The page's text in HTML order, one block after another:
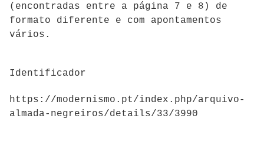
(encontradas entre a página 7 e 8) de
formato diferente e com apontamentos
vários.
Identificador
https://modernismo.pt/index.php/arquivo-
almada-negreiros/details/33/3990